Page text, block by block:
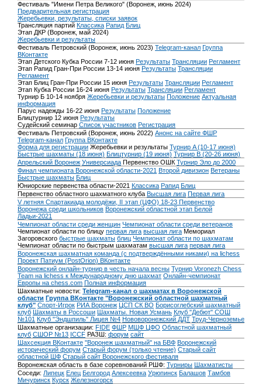
Фестиваль "Имени Петра Великого" (Воронеж, июнь 2024)
Предварительная регистрация
Жеребьевки, результаты, списки заявок
Трансляция партий Классика Рапид Блиц
Этап ДКР (Воронеж, май 2024)
Жеребьевки и результаты
Фестиваль Петровский (Воронеж, июнь 2023) Telegram-канал Группа
ВКонтакте
Этап Детского Кубка России 7-12 июня Результаты Трансляции Регламент
Этап Рапид Гран-При России 13-14 июня Результаты Трансляции
Регламент
Этап Блиц Гран-При России 15 июня Результаты Трансляции Регламент
Этап Кубка России 16-24 июня Результаты Трансляции Регламент
Турнир Б 10-14 ноября Жеребьевки и результаты Положение Актуальная
информация
Парус надежды 16-22 июня Результаты Положение
Блицтурнир 12 июня Результаты
Судейский семинар Список участников Регистрация
Фестиваль Петровский (Воронеж, июнь 2022) Анонс на сайте ФШР
Telegram-канал Группа ВКонтакте
Форма для регистрации Жеребьевки и результаты Турнир A (10-17 июня)
Быстрые шахматы (18 июня) Блицтурнир (19 июня) Турнир B (20-26 июня)
Апрельский Воронеж Универсиада Первенство ОШК Турнир Эло до 2000
Финал чемпионата Воронежской области-2021 Второй дивизион Ветераны
Быстрые шахматы Блиц
Юниорские первенства области-2021 Классика Рапид Блиц
Первенство областного шахматного клуба Высшая лига Первая лига
V летняя Спартакиада молодёжи, II этап (ЦФО) 18-23 Первенство
Воронежа среди школьников Воронежский областной этап Белой
Ладьи-2021
Чемпионат области среди женщин Чемпионат области среди ветеранов
Чемпионат области по блицу первая лига высшая лига Мемориал
Загоровского быстрые шахматы блиц Чемпионат области по шахматам
Чемпионат области по быстрым шахматам высшая лига первая лига
Воронежская шахматная команда (с подтверждёнными никами) на lichess
Проект Патиум (PostOrion) ВКонтакте
Воронежский онлайн-турнир в честь начала весны Турнир Voronezh Chess
Team на lichess к Международному дню шахмат Онлайн-чемпионат
Европы на chess.com Полная информация
Шахматные новости: Telegram-канал о шахматах в Воронежской
области Группа ВКонтакте "Воронежский областной шахматный
клуб" Спорт-Игрок РИА Воронеж ЦСП СК ВО Борисоглебский шахматный
клуб Шахматы в Россоши Шахматы. Новая Усмань Клуб "Дебют" СОШ
№101 Клуб "Эндшпиль" Лицея №4 Нововоронежский ДДТ Труд-Черноземье
Шахматные организации: FIDE ФШР МШФ ЦФО Областной шахматный
клуб СШОР №13 ICCF РАЗШ: форум сайт
Шахсекция ВКонтакте "Воронеж шахматный" на БВФ Воронежский
исторический форум Cтарый форум (только чтение) Старый сайт
областной ШФ Старый сайт Воронежского фестиваля
Воронежская область в базе соревнований РШФ: Турниры Шахматисты
Соседи: Липецк Елец Белгород Алексеевка Урюпинск Балашов Тамбов
Мичуринск Курск Железногорск